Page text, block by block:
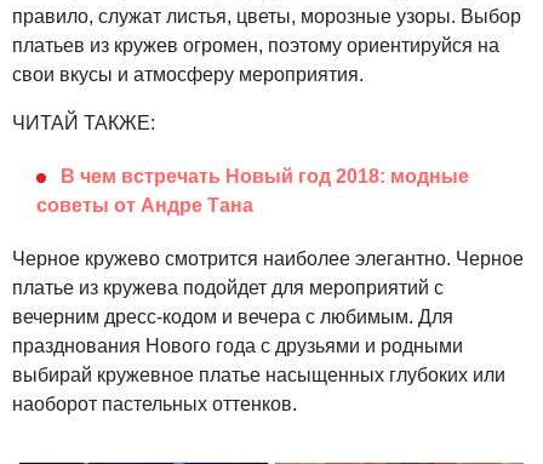
правило, служат листья, цветы, морозные узоры. Выбор
платьев из кружев огромен, поэтому ориентируйся на
свои вкусы и атмосферу мероприятия.
ЧИТАЙ ТАКЖЕ:
В чем встречать Новый год 2018: модные
советы от Андре Тана
Черное кружево смотрится наиболее элегантно. Черное
платье из кружева подойдет для мероприятий с
вечерним дресс-кодом и вечера с любимым. Для
празднования Нового года с друзьями и родными
выбирай кружевное платье насыщенных глубоких или
наоборот пастельных оттенков.